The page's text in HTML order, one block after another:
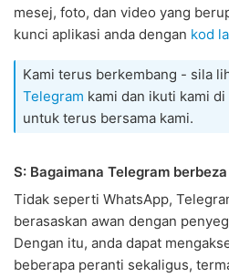
mesej, foto, dan video yang
kunci aplikasi anda dengan kod
Kami terus berkembang - sila
Telegram kami dan ikuti kami di
untuk terus bersama kami.
S: Bagaimana Telegram
Tidak seperti WhatsApp,
berasaskan awan dengan
Dengan itu, anda dapat
beberapa peranti sekaligus,